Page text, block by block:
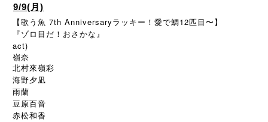
9/9(月)
【歌う魚 7th Anniversaryラッキー！愛で鯛12匹目〜】
『ゾロ目だ！おさかな』
act)
嶺奈
北村來嶺彩
海野夕凪
雨蘭
豆原百音
赤松和香